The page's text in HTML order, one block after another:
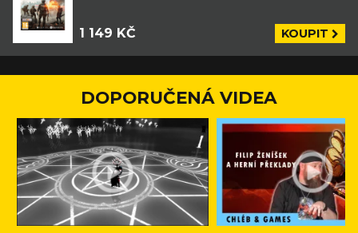
1 149 KČ KOUPIT
DOPORUČENÁ VIDEA